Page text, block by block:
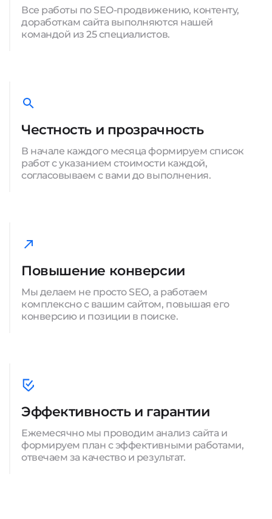
Все работы по SEO-продвижению, контенту,
доработкам сайта выполняются нашей
командой из 25 специалистов.
Честность и прозрачность
В начале каждого месяца формируем список
работ с указанием стоимости каждой,
согласовываем с вами до выполнения.
Повышение конверсии
Мы делаем не просто SEO, а работаем
комплексно с вашим сайтом, повышая его
конверсию и позиции в поиске.
Эффективность и гарантии
Ежемесячно мы проводим анализ сайта и
формируем план с эффективными работами,
отвечаем за качество и результат.